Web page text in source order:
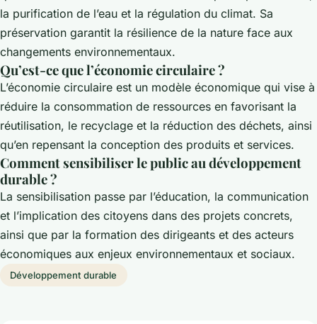
la purification de l’eau et la régulation du climat. Sa
préservation garantit la résilience de la nature face aux
changements environnementaux.
Qu’est-ce que l’économie circulaire ?
L’économie circulaire est un modèle économique qui vise à
réduire la consommation de ressources en favorisant la
réutilisation, le recyclage et la réduction des déchets, ainsi
qu’en repensant la conception des produits et services.
Comment sensibiliser le public au développement
durable ?
La sensibilisation passe par l’éducation, la communication
et l’implication des citoyens dans des projets concrets,
ainsi que par la formation des dirigeants et des acteurs
économiques aux enjeux environnementaux et sociaux.
Développement durable